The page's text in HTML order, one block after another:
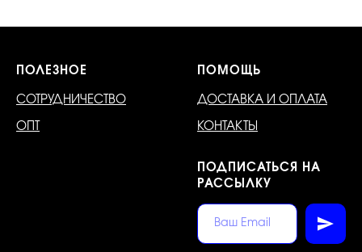
ПОЛЕЗНОЕ
СОТРУДНИЧЕСТВО
ОПТ
ПОМОЩЬ
ДОСТАВКА И ОПЛАТА
КОНТАКТЫ
ПОДПИСАТЬСЯ НА
РАССЫЛКУ